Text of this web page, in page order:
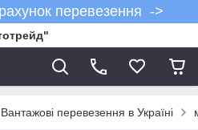
перевезення ->
Вантажові перевезення в Україні